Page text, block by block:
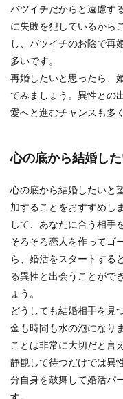
バツイチだからと遠慮す
に失敗を犯しているから
し、バツイチのお陰で再
多いです。
再婚したいと思ったら、
てみましょう。異性との
愛へと進むチャンスも多
心の底から結婚し
心の底から結婚したいと
加することをおすすめし
して、あなたに合う相手
そろそろ恋人を作ってゴ
ら、婚活をスタートする
る異性と出会うことがで
ょう。
どうしても結婚相手を見
金も時間も水の泡になり
ことは非常に大切だと言
静観して待つだけでは異
分自身を鼓舞して婚活パ
す。